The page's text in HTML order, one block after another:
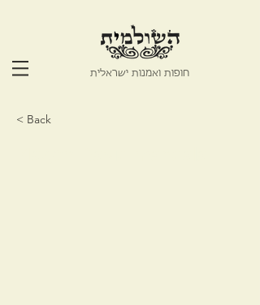
חופות ואמנות ישראלית
< Back